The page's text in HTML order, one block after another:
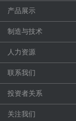
产品展示
制造与技术
人力资源
联系我们
投资者关系
关注我们